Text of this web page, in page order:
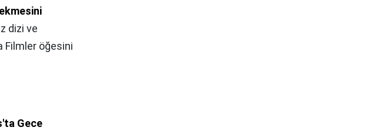
dizi ve
Filmler öğesini
Gece